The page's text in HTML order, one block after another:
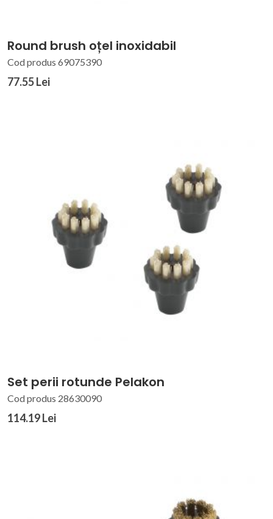
Round brush oțel inoxidabil
Cod produs 69075390
77.55 Lei
Set perii rotunde Pelakon
Cod produs 28630090
114.19 Lei